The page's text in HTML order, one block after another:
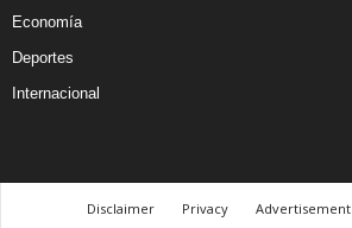
Economía
Deportes
Internacional
Disclaimer Privacy Advertisement